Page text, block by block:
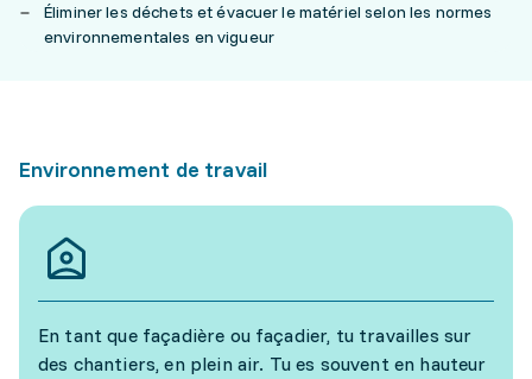
Éliminer les déchets et évacuer le matériel selon les normes
environnementales en vigueur
Environnement de travail
En tant que façadière ou façadier, tu travailles sur
des chantiers, en plein air. Tu es souvent en hauteur